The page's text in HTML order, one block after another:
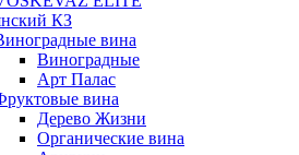
КЗ
вина
Виноградные
Арт Палас
вина
Дерево Жизни
Органические вина